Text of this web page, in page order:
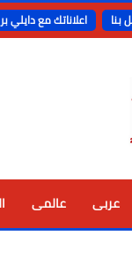
بنا اعلاناتك مع دايلي
عربى عالمى